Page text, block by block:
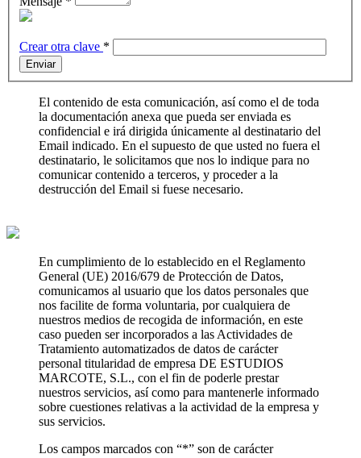
Crear otra clave *
Enviar
El contenido de esta comunicación, así como el de toda
la documentación anexa que pueda ser enviada es
confidencial e irá dirigida únicamente al destinatario del
Email indicado. En el supuesto de que usted no fuera el
destinatario, le solicitamos que nos lo indique para no
comunicar contenido a terceros, y proceder a la
destrucción del Email si fuese necesario.
En cumplimiento de lo establecido en el Reglamento
General (UE) 2016/679 de Protección de Datos,
comunicamos al usuario que los datos personales que
nos facilite de forma voluntaria, por cualquiera de
nuestros medios de recogida de información, en este
caso pueden ser incorporados a las Actividades de
Tratamiento automatizados de datos de carácter
personal titularidad de empresa DE ESTUDIOS
MARCOTE, S.L., con el fin de poderle prestar
nuestros servicios, así como para mantenerle informado
sobre cuestiones relativas a la actividad de la empresa y
sus servicios.
Los campos marcados con “*” son de carácter